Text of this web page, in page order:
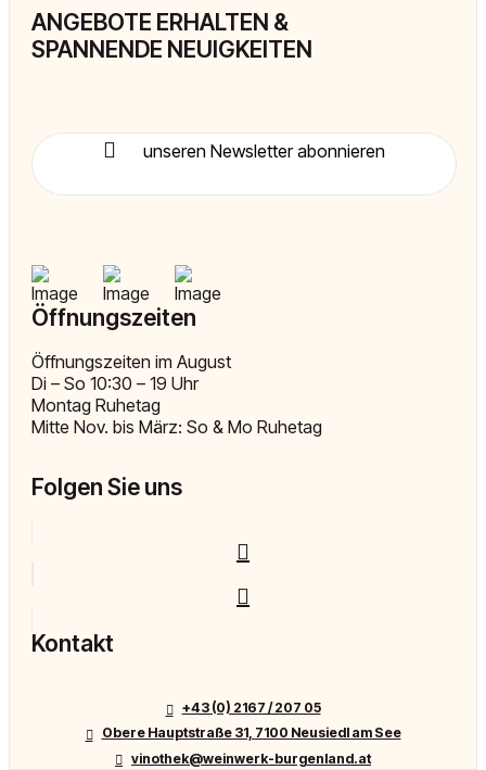
ANGEBOTE ERHALTEN &
SPANNENDE NEUIGKEITEN
unseren Newsletter abonnieren
Öffnungszeiten
Öffnungszeiten im August
Di – So 10:30 – 19 Uhr
Montag Ruhetag
Mitte Nov. bis März: So & Mo Ruhetag
Folgen Sie uns
Kontakt
+43 (0) 2167 / 207 05
Obere Hauptstraße 31, 7100 Neusiedl am See
vinothek@weinwerk-burgenland.at